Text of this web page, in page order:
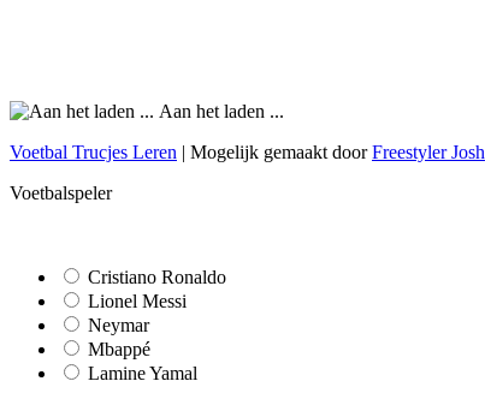
Aan het laden ...
Voetbal Trucjes Leren | Mogelijk gemaakt doorFreestyler Josh
Voetbalspeler
Cristiano Ronaldo
Lionel Messi
Neymar
Mbappé
Lamine Yamal